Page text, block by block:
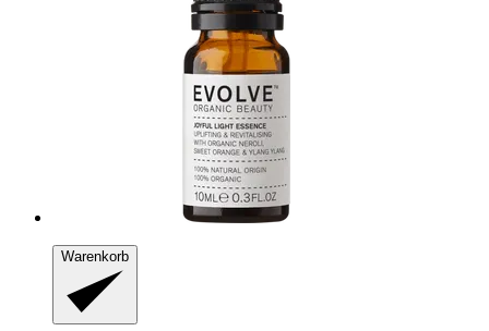
Warenkorb